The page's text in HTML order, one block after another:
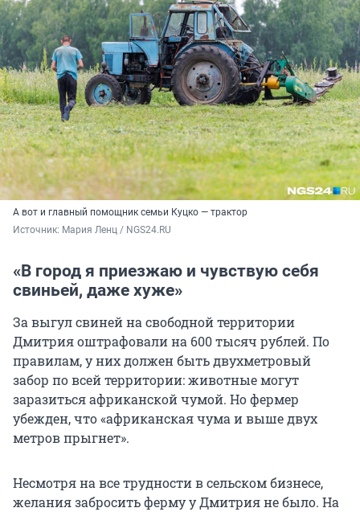
А вот и главный помощник семьи Куцко — трактор
Источник: Мария Ленц / NGS24.RU
«В город я приезжаю и чувствую себя
свиньей, даже хуже»
За выгул свиней на свободной территории
Дмитрия оштрафовали на 600 тысяч рублей. По
правилам, у них должен быть двухметровый
забор по всей территории: животные могут
заразиться африканской чумой. Но фермер
убежден, что «африканская чума и выше двух
метров прыгнет».
Несмотря на все трудности в сельском бизнесе,
желания забросить ферму у Дмитрия не было. На